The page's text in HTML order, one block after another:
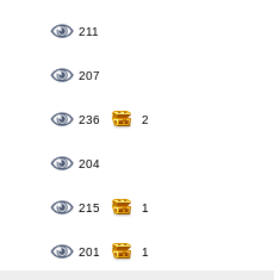
211
207
236 2
204
215 1
201 1